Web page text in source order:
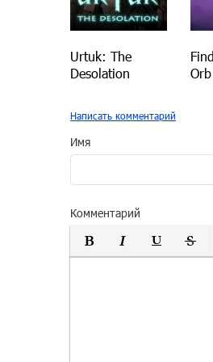
Urtuk: The
Desolation
Orb
Написать комментарий
Имя
Комментарий
Полужирный
Курсив